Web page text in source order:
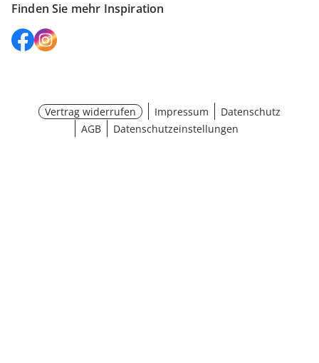
Finden Sie mehr Inspiration
Vertrag widerrufen Impressum
Datenschutz
AGB
Datenschutzeinstellungen